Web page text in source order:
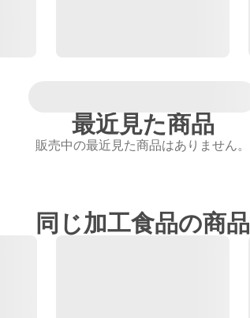
最近見た商品
販売中の最近見た商品はありません。
同じ加工食品の商品